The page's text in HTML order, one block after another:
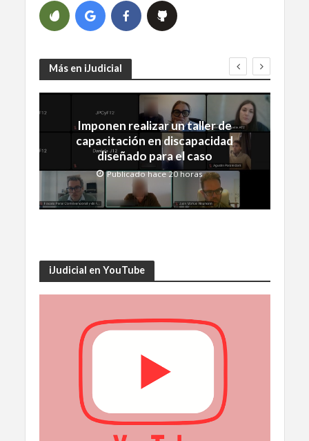
Más en iJudicial
Imponen realizar un taller de
capacitación en discapacidad
diseñado para el caso
Publicado hace 20 horas
iJudicial en YouTube